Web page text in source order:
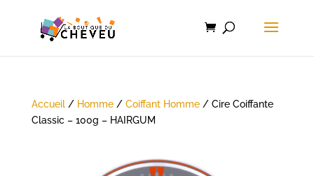
Accueil/ Homme/ Coiffant Homme/ Cire Coiffante
Classic – 100g – HAIRGUM